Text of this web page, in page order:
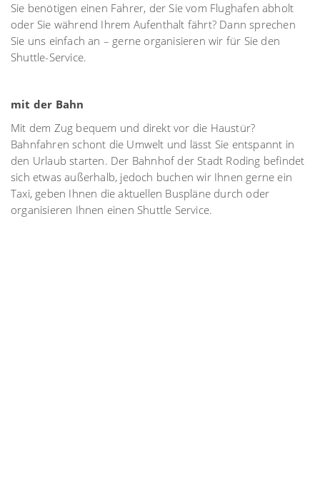
Sie benötigen einen Fahrer, der Sie vom Flughafen abholt
oder Sie während Ihrem Aufenthalt fährt? Dann sprechen
Sie uns einfach an – gerne organisieren wir für Sie den
Shuttle-Service.
mit der Bahn
Mit dem Zug bequem und direkt vor die Haustür?
Bahnfahren schont die Umwelt und lässt Sie entspannt in
den Urlaub starten. Der Bahnhof der Stadt Roding befindet
sich etwas außerhalb, jedoch buchen wir Ihnen gerne ein
Taxi, geben Ihnen die aktuellen Buspläne durch oder
organisieren Ihnen einen Shuttle Service.